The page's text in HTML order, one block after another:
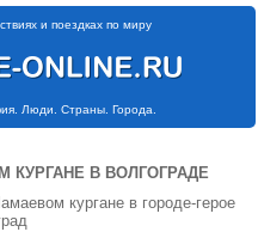
и поездках по миру
Люди. Страны. Города.
КУРГАНЕ В ВОЛГОГРАДЕ
кургане в городе-герое